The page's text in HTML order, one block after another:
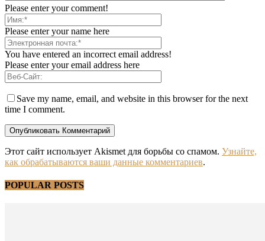
Please enter your comment!
Please enter your name here
You have entered an incorrect email address!
Please enter your email address here
Save my name, email, and website in this browser for the next
time I comment.
Этот сайт использует Akismet для борьбы со спамом. Узнайте,
как обрабатываются ваши данные комментариев.
POPULAR POSTS